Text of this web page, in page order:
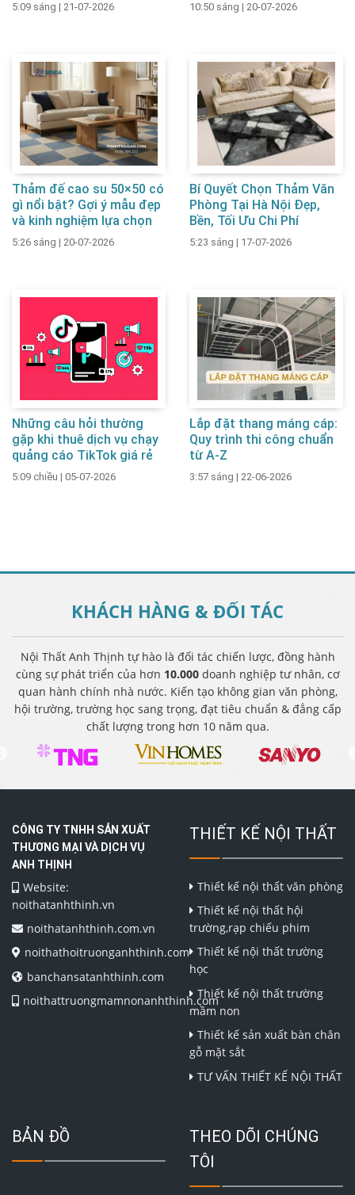
5:09 sáng | 21-07-2026 10:50 sáng | 20-07-2026
Thảm đế cao su 50×50 có
gì nổi bật? Gợi ý mẫu đẹp
và kinh nghiệm lựa chọn
5:26 sáng | 20-07-2026
Bí Quyết Chọn Thảm Văn
Phòng Tại Hà Nội Đẹp,
Bền, Tối Ưu Chi Phí
5:23 sáng | 17-07-2026
Những câu hỏi thường
gặp khi thuê dịch vụ chạy
quảng cáo TikTok giá rẻ
5:09 chiều | 05-07-2026
Lắp đặt thang máng cáp:
Quy trình thi công chuẩn
từ A-Z
3:57 sáng | 22-06-2026
KHÁCH HÀNG &ĐỐI TÁC
Nội Thất Anh Thịnh tự hào là đối tác chiến lược, đồng hành
cùng sự phát triển của hơn 10.000 doanh nghiệp tư nhân, cơ
quan hành chính nhà nước. Kiến tạo không gian văn phòng,
hội trường, trường học sang trọng, đạt tiêu chuẩn & đẳng cấp
chất lượng trong hơn 10 năm qua.
CÔNG TY TNHH SẢN XUẤT
THƯƠNG MẠI VÀ DỊCH VỤ
ANH THỊNH
Website:
noithatanhthinh.vn
noithatanhthinh.com.vn
noithathoitruonganhthinh.com
banchansatanhthinh.com
noithattruongmamnonanhthinh.com
THIẾT KẾ NỘI THẤT
Thiết kế nội thất văn phòng
Thiết kế nội thất hội
trường,rạp chiếu phim
Thiết kế nội thất trường
học
Thiết kế nội thất trường
mầm non
Thiết kế sản xuất bàn chân
gỗ mặt sắt
TƯ VẤN THIẾT KẾ NỘI THẤT
BẢN ĐỒ
THEO DÕI CHÚNG
TÔI